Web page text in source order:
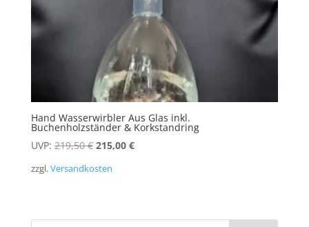
Hand Wasserwirbler Aus Glas inkl.
Buchenholzständer & Korkstandring
UVP: 219,50€ Ursprünglicher
215,00 €Aktueller
zzgl.Versandkosten